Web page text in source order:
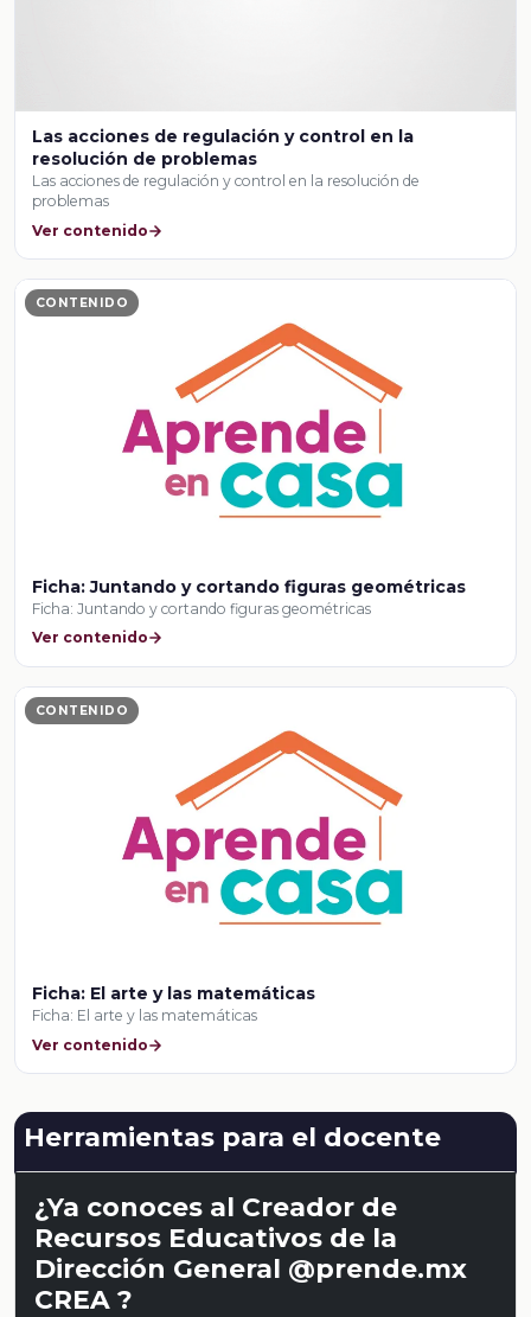
Las acciones de regulación y control en la
resolución de problemas
Las acciones de regulación y control en la resolución de
problemas
Ver contenido
CONTENIDO
Ficha: Juntando y cortando figuras geométricas
Ficha: Juntando y cortando figuras geométricas
Ver contenido
CONTENIDO
Ficha: El arte y las matemáticas
Ficha: El arte y las matemáticas
Ver contenido
Herramientas para el docente
¿Ya conoces al Creador de
Recursos Educativos de la
Dirección General @prende.mx
CREA ?